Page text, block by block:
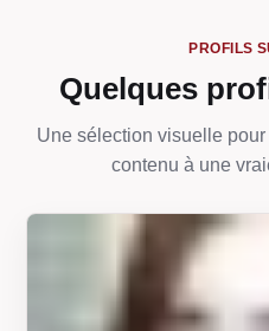
PROFILS
Quelques
Une sélection visuelle
contenu à une